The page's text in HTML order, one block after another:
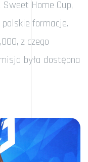
Home Cup,
formacje.
z czego
była dostępna